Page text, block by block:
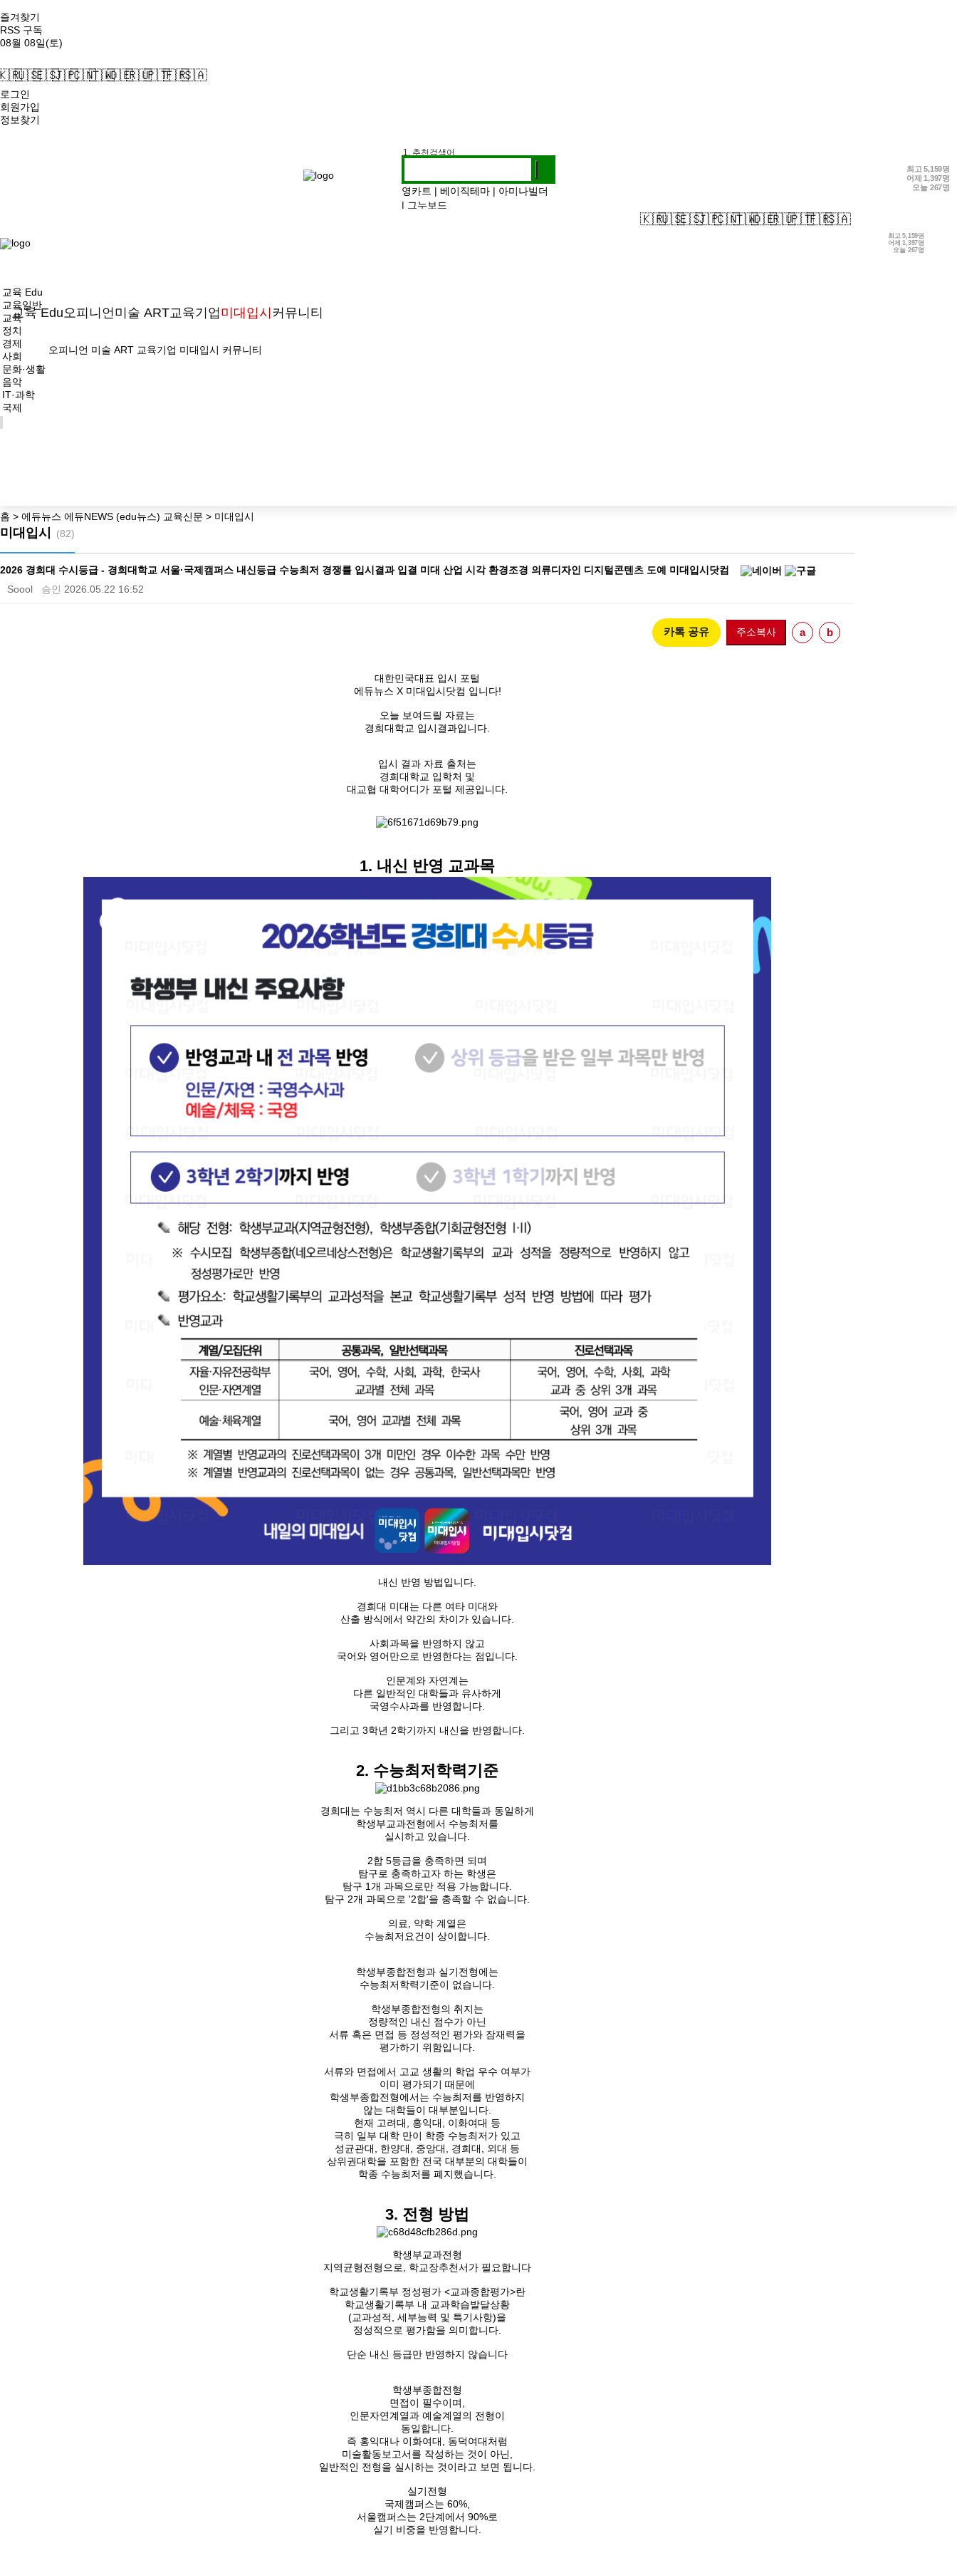
즐겨찾기
RSS 구독
08월 08일(토)
🇺🇸🇪🇸🇯🇵🇨🇳🇹🇼🇩🇪🇷🇺🇵🇹🇫🇷🇸🇦
로그인
회원가입
정보찾기
최고5,159명
어제1,397명
오늘 267명
1. 추천검색어
3. 작가인터뷰
영카트 | 베이직테마 | 아미나빌더
| 그누보드
🇰🇷🇺🇸🇪🇸🇯🇵🇨🇳🇹🇼🇩🇪🇷🇺🇵🇹🇫🇷🇸🇦
최고5,159명
어제1,397명
오늘 267명
교육 Edu 오피니언 미술 ART교육기업 미대입시 커뮤니티
교육 Edu
교육일반
교육
정치
경제
사회
문화·생활
음악
IT·과학
국제
오피니언 미술 ART 교육기업 미대입시 커뮤니티
홈 > 에듀뉴스 에듀NEWS (edu뉴스) 교육신문 > 미대입시
미대입시 (82)
2026 경희대 수시등급 - 경희대학교 서울·국제캠퍼스 내신등급 수능최저 경쟁률 입시결과 입결 미대 산업 시각 환경조경 의류디자인 디지털콘텐츠 도예 미대입시닷컴
Soool 승인 2026.05.22 16:52
카톡 공유 주소복사 a b
대한민국대표 입시 포털
에듀뉴스 X 미대입시닷컴 입니다!
오늘 보여드릴 자료는
경희대학교 입시결과입니다.
입시 결과 자료 출처는
경희대학교 입학처 및
대교협 대학어디가 포털 제공입니다.
1. 내신 반영 교과목
내신 반영 방법입니다.
경희대 미대는 다른 여타 미대와
산출 방식에서 약간의 차이가 있습니다.
사회과목을 반영하지 않고
국어와 영어만으로 반영한다는 점입니다.
인문계와 자연계는
다른 일반적인 대학들과 유사하게
국영수사과를 반영합니다.
그리고 3학년 2학기까지 내신을 반영합니다.
2. 수능최저학력기준
경희대는 수능최저 역시 다른 대학들과 동일하게
학생부교과전형에서 수능최저를
실시하고 있습니다.
2합 5등급을 충족하면 되며
탐구로 충족하고자 하는 학생은
탐구 1개 과목으로만 적용 가능합니다.
탐구 2개 과목으로 '2합'을 충족할 수 없습니다.
의료, 약학 계열은
수능최저요건이 상이합니다.
학생부종합전형과 실기전형에는
수능최저학력기준이 없습니다.
학생부종합전형의 취지는
정량적인 내신 점수가 아닌
서류 혹은 면접 등 정성적인 평가와 잠재력을
평가하기 위함입니다.
서류와 면접에서 고교 생활의 학업 우수 여부가
이미 평가되기 때문에
학생부종합전형에서는 수능최저를 반영하지
않는 대학들이 대부분입니다.
현재 고려대, 홍익대, 이화여대 등
극히 일부 대학 만이 학종 수능최저가 있고
성균관대, 한양대, 중앙대, 경희대, 외대 등
상위권대학을 포함한 전국 대부분의 대학들이
학종 수능최저를 폐지했습니다.
3. 전형 방법
학생부교과전형
지역균형전형으로, 학교장추천서가 필요합니다
학교생활기록부 정성평가 <교과종합평가>란
학교생활기록부 내 교과학습발달상황
(교과성적, 세부능력 및 특기사항)을
정성적으로 평가함을 의미합니다.
단순 내신 등급만 반영하지 않습니다
학생부종합전형
면접이 필수이며,
인문자연계열과 예술계열의 전형이
동일합니다.
즉 홍익대나 이화여대, 동덕여대처럼
미술활동보고서를 작성하는 것이 아닌,
일반적인 전형을 실시하는 것이라고 보면 됩니다.
실기전형
국제캠퍼스는 60%,
서울캠퍼스는 2단계에서 90%로
실기 비중을 반영합니다.